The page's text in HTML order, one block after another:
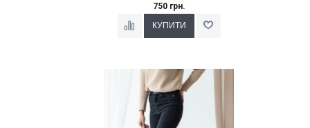
750 грн.
Наклейки Варіант з %